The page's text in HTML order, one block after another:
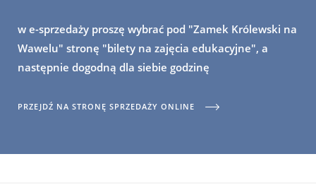
w e-sprzedaży proszę wybrać pod "Zamek Królewski na
Wawelu" stronę "bilety na zajęcia edukacyjne", a
następnie dogodną dla siebie godzinę
PRZEJDŹ NA STRONĘ SPRZEDAŻY ONLINE